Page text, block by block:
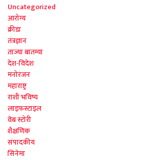
Uncategorized
आरोग्य
क्रीडा
तंत्रज्ञान
ताज्या बातम्या
देश-विदेश
मनोरंजन
महाराष्ट्र
राशी भविष्य
लाइफस्टाइल
वेब स्टोरी
शैक्षणिक
संपादकीय
सिनेमा